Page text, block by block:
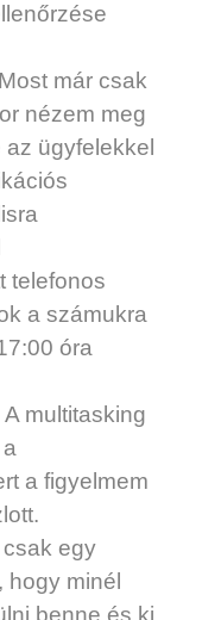
már csak
nézem meg
ügyfelekkel
telefonos
a számukra
óra
A multitasking
a figyelmem
egy
minél
benne és ki